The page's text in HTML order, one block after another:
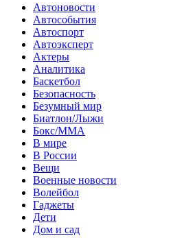
Автоновости
Автособытия
Автоспорт
Автоэксперт
Актеры
Аналитика
Баскетбол
Безопасность
Безумный мир
Биатлон/Лыжи
Бокс/MMA
В мире
В России
Вещи
Военные новости
Волейбол
Гаджеты
Дети
Дом и сад